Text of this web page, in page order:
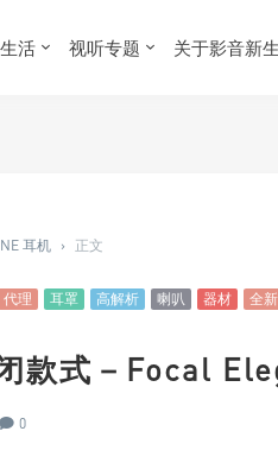
活 视听专题 关于影音新
耳机 › 正文
代理 耳罩 高解析 喇叭 器材 全新
款式－Focal
0